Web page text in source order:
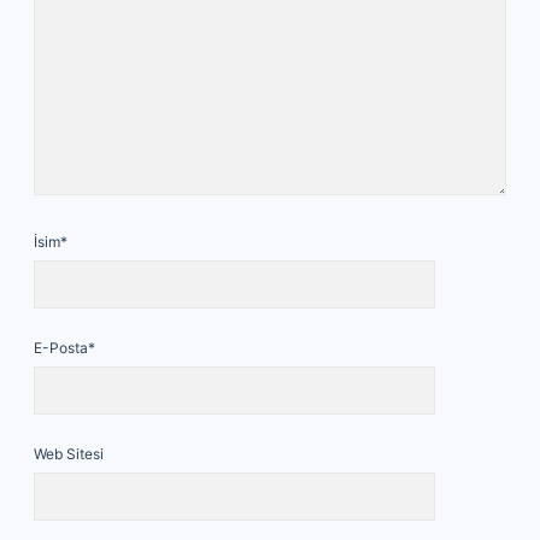
İsim*
E-Posta*
Web Sitesi